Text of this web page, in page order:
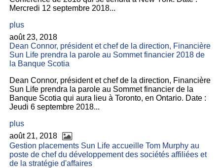
Mercredi 12 septembre 2018...
plus
août 23, 2018
Dean Connor, président et chef de la direction, Financière
Sun Life prendra la parole au Sommet financier 2018 de
la Banque Scotia
Dean Connor, président et chef de la direction, Financière
Sun Life prendra la parole au Sommet financier de la
Banque Scotia qui aura lieu à Toronto, en Ontario. Date :
Jeudi 6 septembre 2018...
plus
août 21, 2018
Gestion placements Sun Life accueille Tom Murphy au
poste de chef du développement des sociétés affiliées et
de la stratégie d'affaires